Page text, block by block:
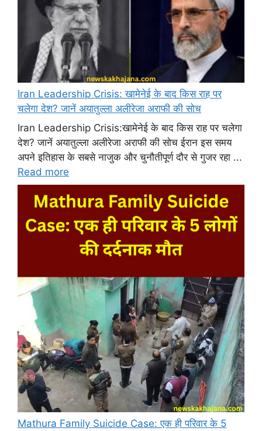
Iran Leadership Crisis: खामेनेई के बाद किस राह पर
चलेगा देश? जानें अयातुल्ला अलीरेजा अराफी की सोच
Iran Leadership Crisis:खामेनेई के बाद किस राह पर चलेगा
देश? जानें अयातुल्ला अलीरेजा अराफी की सोच ईरान इस समय
अपने इतिहास के सबसे नाजुक और चुनौतीपूर्ण दौर से गुजर रहा ...
Read more
Mathura Family Suicide Case: एक ही परिवार के 5